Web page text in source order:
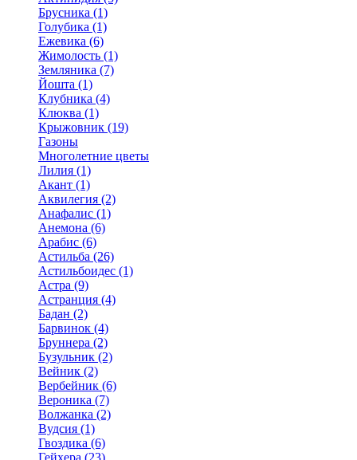
Брусника (1)
Голубика (1)
Ежевика (6)
Жимолость (1)
Земляника (7)
Йошта (1)
Клубника (4)
Клюква (1)
Крыжовник (19)
Газоны
Многолетние цветы
Лилия (1)
Акант (1)
Аквилегия (2)
Анафалис (1)
Анемона (6)
Арабис (6)
Астильба (26)
Астильбоидес (1)
Астра (9)
Астранция (4)
Бадан (2)
Барвинок (4)
Бруннера (2)
Бузульник (2)
Вейник (2)
Вербейник (6)
Вероника (7)
Волжанка (2)
Вудсия (1)
Гвоздика (6)
Гейхера (23)